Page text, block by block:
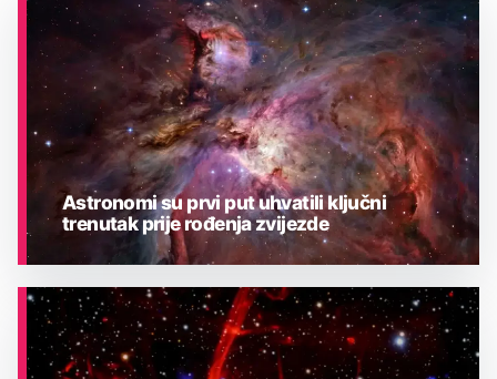
ASTRONOMIJA
Astronomi su prvi put uhvatili ključni
trenutak prije rođenja zvijezde